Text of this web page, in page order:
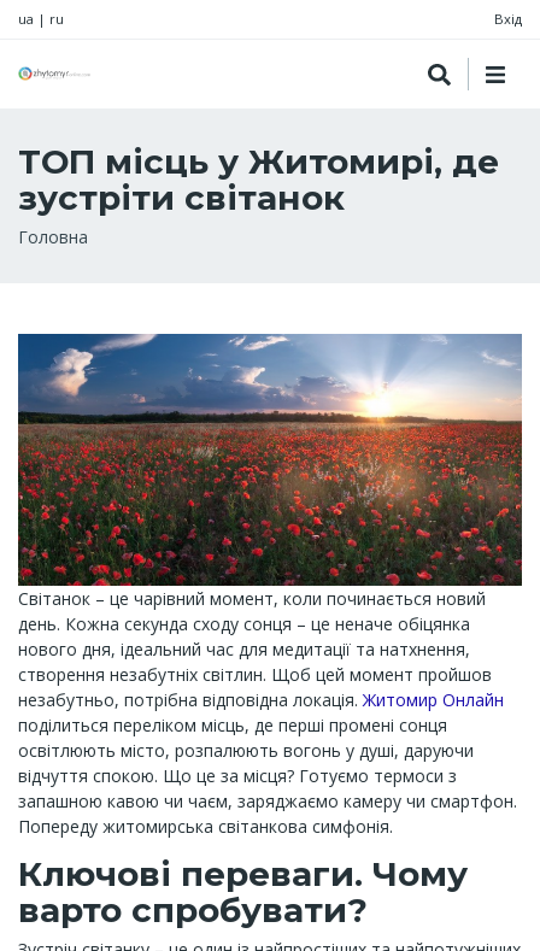
ua | ru Вхід
ТОП місць у Житомирі, де
зустріти світанок
Рядок
Головна
Світанок – це чарівний момент, коли починається новий
день. Кожна секунда сходу сонця – це неначе обіцянка
нового дня, ідеальний час для медитації та натхнення,
створення незабутніх світлин. Щоб цей момент пройшов
незабутньо, потрібна відповідна локація.Житомир Онлайн
поділиться переліком місць, де перші промені сонця
освітлюють місто, розпалюють вогонь у душі, даруючи
відчуття спокою. Що це за місця? Готуємо термоси з
запашною кавою чи чаєм, заряджаємо камеру чи смартфон.
Попереду житомирська світанкова симфонія.
Ключові переваги. Чому
варто спробувати?